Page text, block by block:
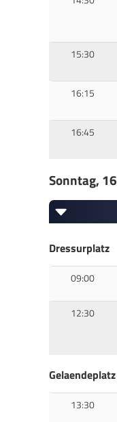
15:30
16:15
16:45
Sonntag,
Dressurplatz
09:00
12:30
Gelaendeplatz
13:30